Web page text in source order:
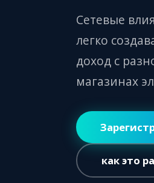
Сетевые
легко
доход с
магазинах
как это